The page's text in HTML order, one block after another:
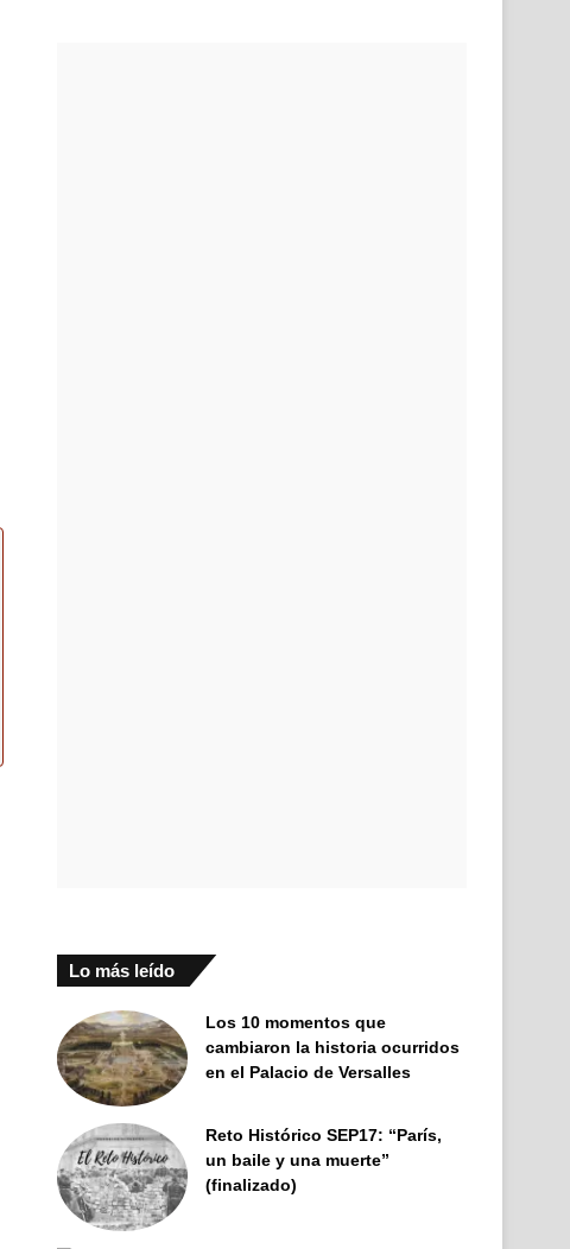
Lo más leído
Los 10 momentos que
cambiaron la historia ocurridos
en el Palacio de Versalles
Reto Histórico SEP17: “París,
un baile y una muerte”
(finalizado)